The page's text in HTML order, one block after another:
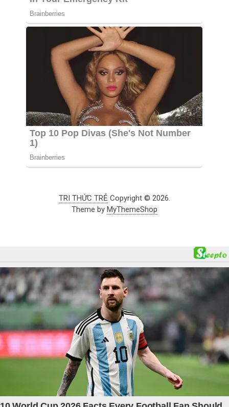
TRI THỨC TRẺ Copyright © 2026.
Theme by MyThemeShop